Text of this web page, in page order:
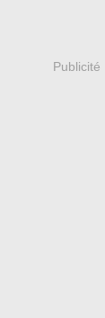
Publicité